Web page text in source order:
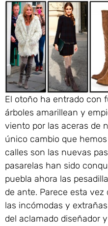
El otoño ha entrado con
árboles amarillean y
viento por las aceras de
único cambio que
calles son las nuevas
pasarelas han sido
puebla ahora las
de ante. Parece esta
las incómodas y
del aclamado diseñador